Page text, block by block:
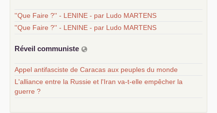
''Que Faire ?'' - LENINE - par Ludo MARTENS
''Que Faire ?'' - LENINE - par Ludo MARTENS
Réveil communiste
Appel antifasciste de Caracas aux peuples du monde
L'alliance entre la Russie et l'Iran va-t-elle empêcher la
guerre ?